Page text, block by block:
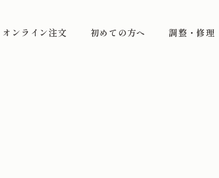
オンライン注文 初めての方へ 調整・修理